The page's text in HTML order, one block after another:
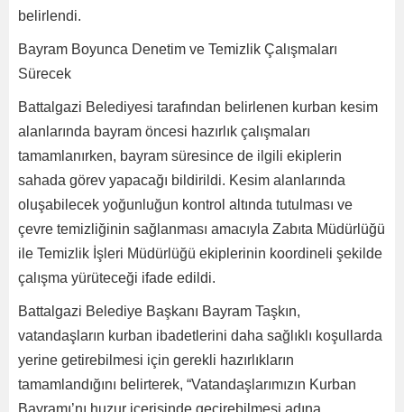
belirlendi.
Bayram Boyunca Denetim ve Temizlik Çalışmaları
Sürecek
Battalgazi Belediyesi tarafından belirlenen kurban kesim
alanlarında bayram öncesi hazırlık çalışmaları
tamamlanırken, bayram süresince de ilgili ekiplerin
sahada görev yapacağı bildirildi. Kesim alanlarında
oluşabilecek yoğunluğun kontrol altında tutulması ve
çevre temizliğinin sağlanması amacıyla Zabıta Müdürlüğü
ile Temizlik İşleri Müdürlüğü ekiplerinin koordineli şekilde
çalışma yürüteceği ifade edildi.
Battalgazi Belediye Başkanı Bayram Taşkın,
vatandaşların kurban ibadetlerini daha sağlıklı koşullarda
yerine getirebilmesi için gerekli hazırlıkların
tamamlandığını belirterek, “Vatandaşlarımızın Kurban
Bayramı’nı huzur içerisinde geçirebilmesi adına